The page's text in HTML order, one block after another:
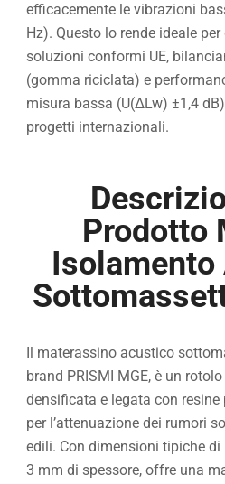
efficacemente le vibrazioni
Hz). Questo lo rende ideale
soluzioni conformi UE,
(gomma riciclata) e
misura bassa (U(ΔLw) ±1,4
progetti internazionali.
Prodotto
Il materassino acustico
brand PRISMI MGE, è un
densificata e legata con
per l’attenuazione dei rumori
edili. Con dimensioni tipiche
3 mm di spessore, offre una